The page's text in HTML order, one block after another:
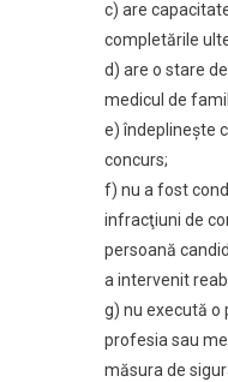
c) are
completările
d) are o stare
medicul de
e) îndeplineşte
concurs;
f) nu a fost
infracţiuni de
persoană
a intervenit
g) nu execută o
profesia sau
măsura de